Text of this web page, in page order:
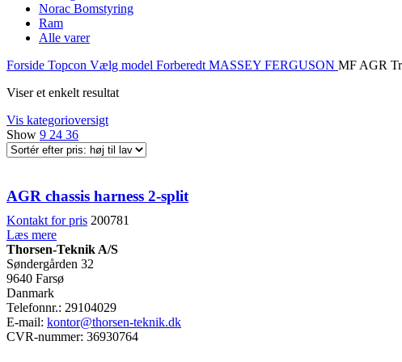
Norac Bomstyring
Ram
Alle varer
Forside Topcon Vælg model Forberedt MASSEY FERGUSON MF AGR
Viser et enkelt resultat
Vis kategorioversigt
Show 9 24 36
AGR chassis harness 2-split
Kontakt for pris 200781
Læs mere
Thorsen-Teknik A/S
Søndergården 32
9640 Farsø
Danmark
Telefonnr.: 29104029
E-mail: kontor@thorsen-teknik.dk
CVR-nummer: 36930764